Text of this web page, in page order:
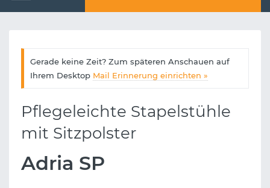
Gerade keine Zeit? Zum späteren Anschauen auf
Ihrem Desktop Mail Erinnerung einrichten »
Pflegeleichte Stapelstühle
mit Sitzpolster
Adria SP